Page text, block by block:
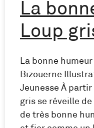
La
Loup
La bonne
Bizouerne
Jeunesse À
gris se réveille
de très bonne